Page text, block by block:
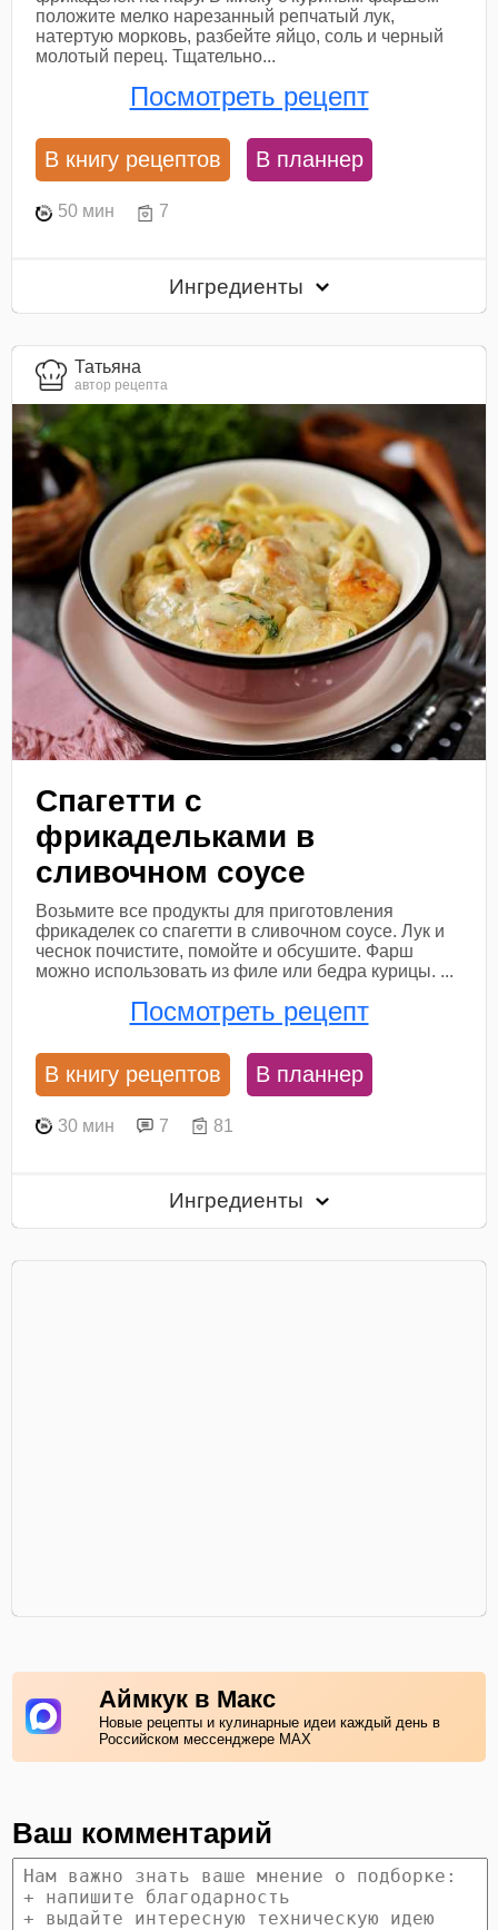
положите мелко нарезанный репчатый лук,
натертую морковь, разбейте яйцо, соль и черный
молотый перец. Тщательно...
Посмотреть рецепт
В книгу рецептов В планнер
50 мин 7
Ингредиенты
Татьяна
автор рецепта
Спагетти с
фрикадельками в
сливочном соусе
Возьмите все продукты для приготовления
фрикаделек со спагетти в сливочном соусе. Лук и
чеснок почистите, помойте и обсушите. Фарш
можно использовать из филе или бедра курицы. ...
Посмотреть рецепт
В книгу рецептов В планнер
30 мин 7 81
Ингредиенты
Аймкук в Макс
Новые рецепты и кулинарные идеи каждый день в
Российском мессенджере MAX
Ваш комментарий